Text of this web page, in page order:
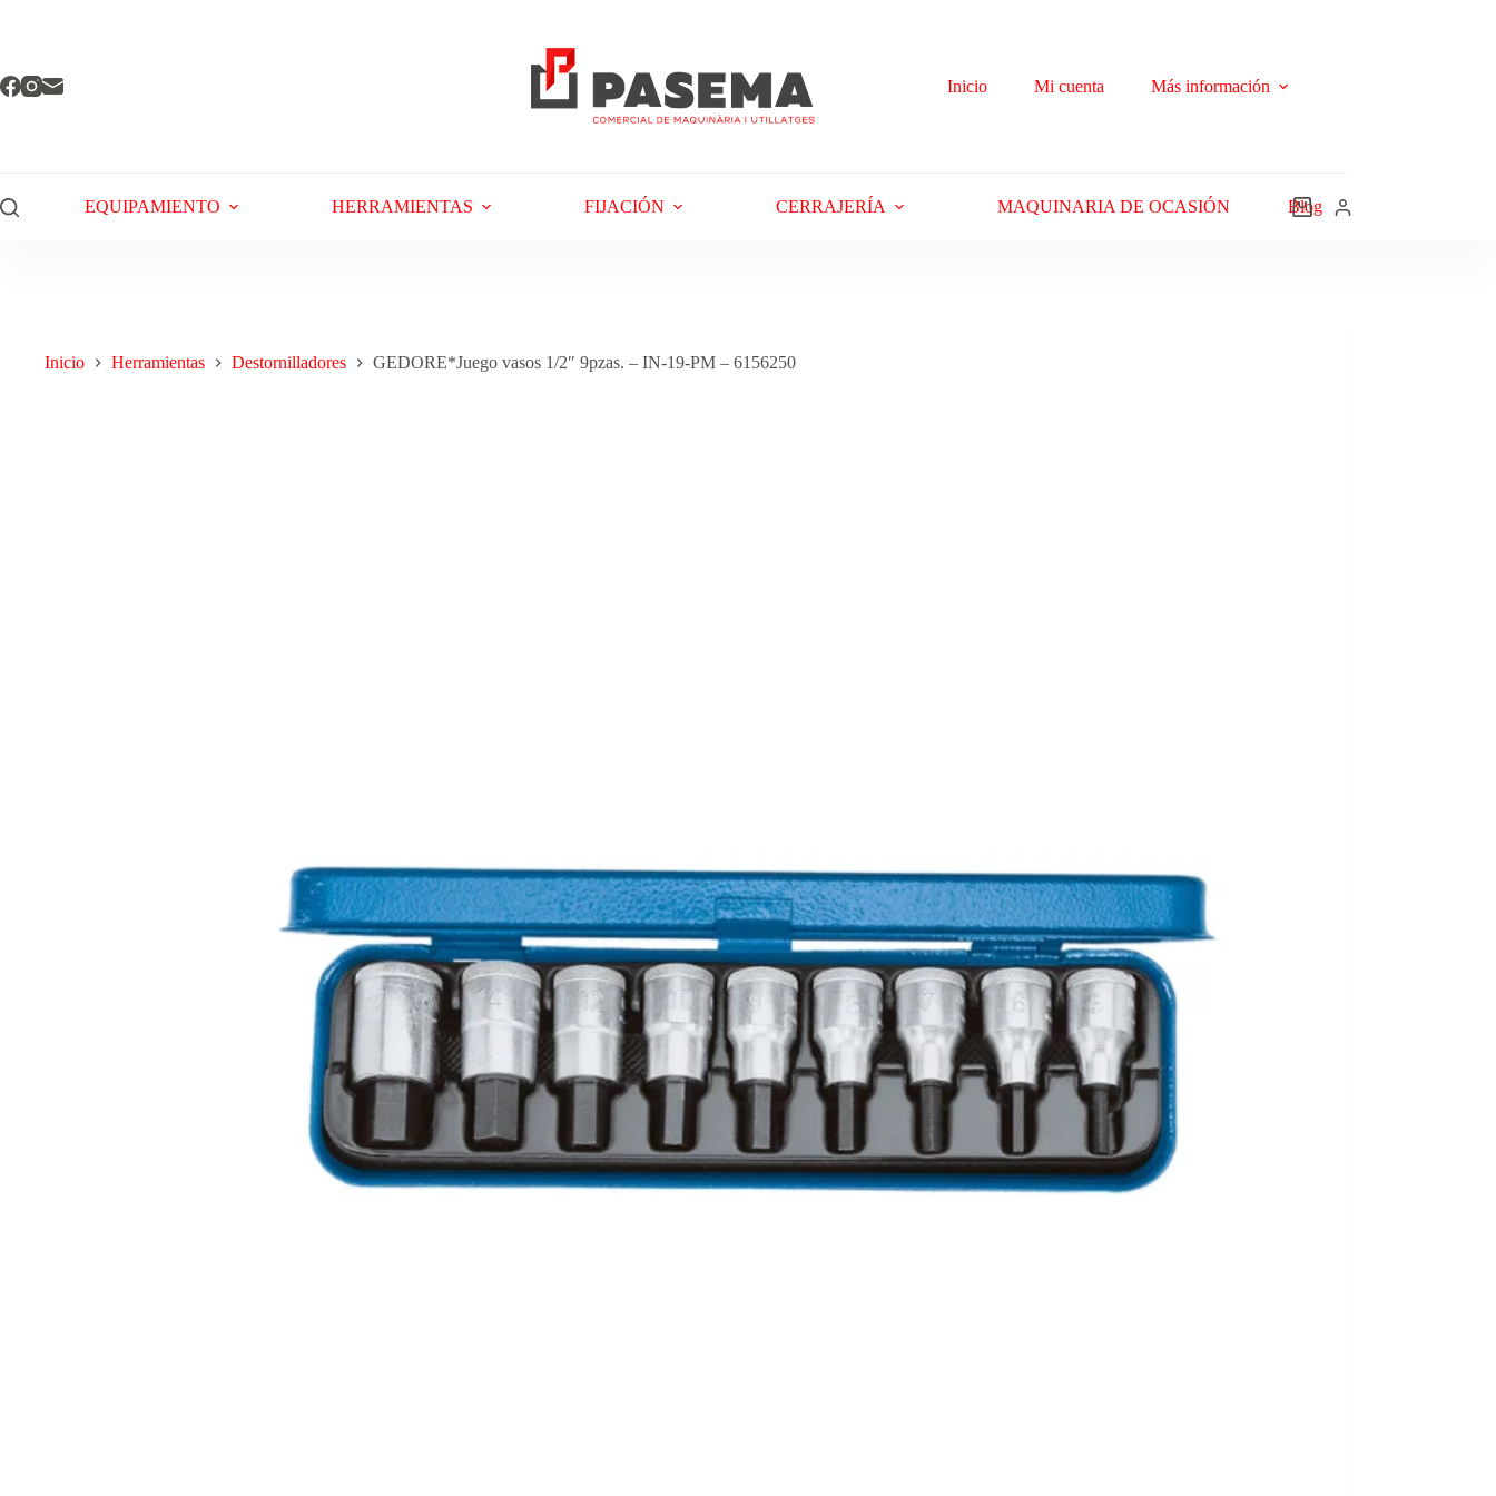
Inicio Mi cuenta Más información
EQUIPAMIENTO HERRAMIENTAS FIJACIÓN CERRAJERÍA MAQUINARIA DE OCASIÓN Blog
Inicio Herramientas Destornilladores GEDORE*Juego vasos 1/2″ 9pzas. – IN-19-PM – 6156250